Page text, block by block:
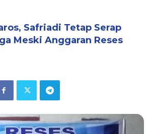
Safriadi Tetap Serap
Meski Anggaran Reses